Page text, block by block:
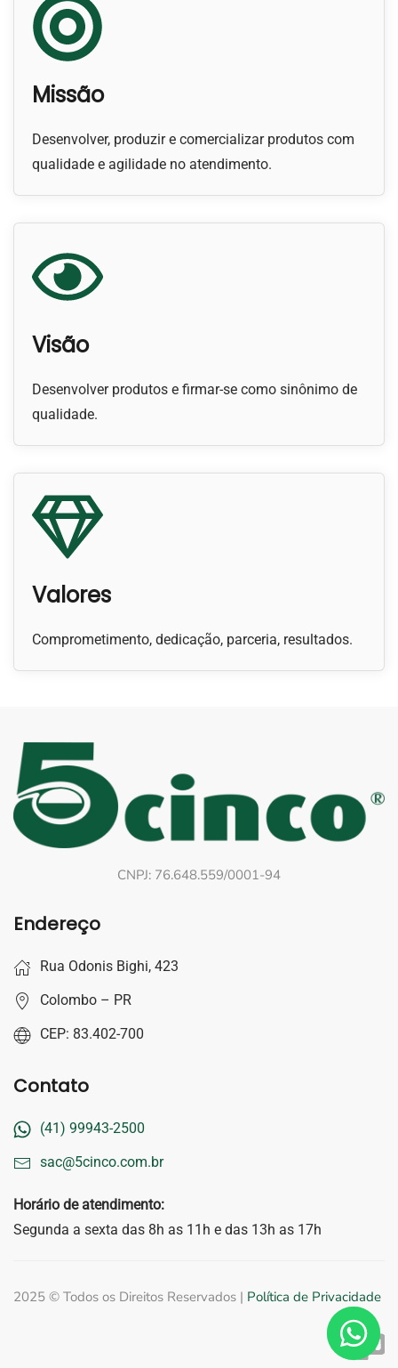
Missão
Desenvolver, produzir e comercializar produtos com
qualidade e agilidade no atendimento.
Visão
Desenvolver produtos e firmar-se como sinônimo de
qualidade.
Valores
Comprometimento, dedicação, parceria, resultados.
CNPJ: 76.648.559/0001-94
Endereço
Rua Odonis Bighi, 423
Colombo – PR
CEP: 83.402-700
Contato
(41) 99943-2500
sac@5cinco.com.br
Horário de atendimento:
Segunda a sexta das 8h as 11h e das 13h as 17h
2025 © Todos os Direitos Reservados | Política de Privacidade